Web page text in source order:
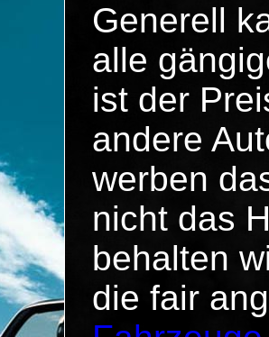
Generell
alle
ist der
andere
werben
nicht das
behalten
die fair